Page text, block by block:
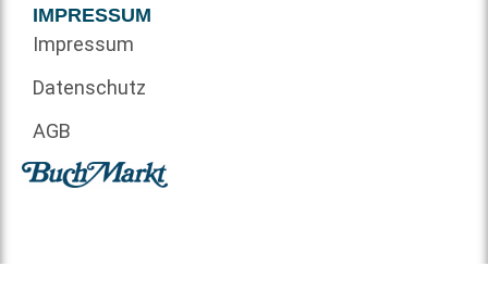
IMPRESSUM
Impressum
Datenschutz
AGB